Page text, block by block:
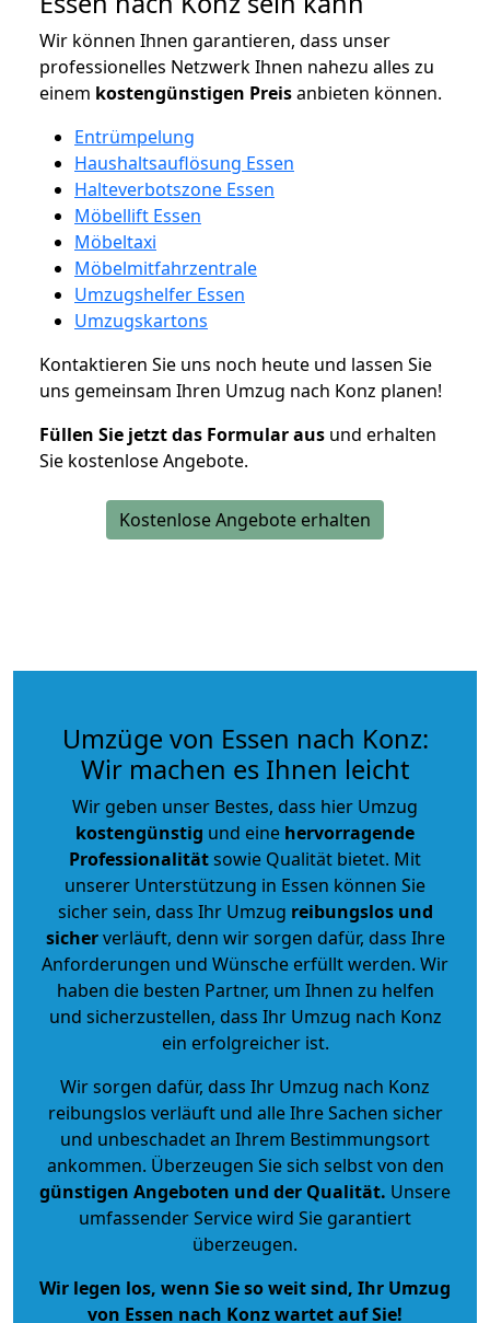
Wir können Ihnen garantieren, dass unser
professionelles Netzwerk Ihnen nahezu alles zu
einem kostengünstigen Preisanbieten können.
Entrümpelung
Haushaltsauflösung Essen
Halteverbotszone Essen
Möbellift Essen
Möbeltaxi
Möbelmitfahrzentrale
Umzugshelfer Essen
Umzugskartons
Kontaktieren Sie uns noch heute und lassen Sie
uns gemeinsam Ihren Umzug nach Konz planen!
Füllen Sie jetzt das Formular aus und erhalten
Sie kostenlose Angebote.
Kostenlose Angebote erhalten
Umzüge von Essen nach Konz:
Wir machen es Ihnen leicht
Wir geben unser Bestes, dass hier Umzug
kostengünstig und eine hervorragende
Professionalitätsowie Qualität bietet. Mit
unserer Unterstützung in Essen können Sie
sicher sein, dass Ihr Umzug reibungslos und
sicherverläuft, denn wir sorgen dafür, dass Ihre
Anforderungen und Wünsche erfüllt werden. Wir
haben die besten Partner, um Ihnen zu helfen
und sicherzustellen, dass Ihr Umzug nach Konz
ein erfolgreicher ist.
Wir sorgen dafür, dass Ihr Umzug nach Konz
reibungslos verläuft und alle Ihre Sachen sicher
und unbeschadet an Ihrem Bestimmungsort
ankommen. Überzeugen Sie sich selbst von den
günstigen Angeboten und der Qualität. Unsere
umfassender Service wird Sie garantiert
überzeugen.
Wir legen los, wenn Sie so weit sind, Ihr Umzug
von Essen nach Konz wartet auf Sie!